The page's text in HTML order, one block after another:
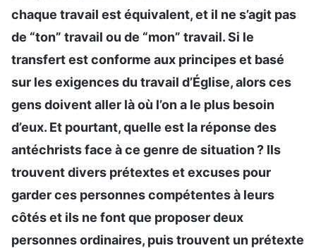
chaque travail est équivalent, et il ne s’agit pas
de “ton” travail ou de “mon” travail. Si le
transfert est conforme aux principes et basé
sur les exigences du travail d’Église, alors ces
gens doivent aller là où l’on a le plus besoin
d’eux. Et pourtant, quelle est la réponse des
antéchrists face à ce genre de situation ? Ils
trouvent divers prétextes et excuses pour
garder ces personnes compétentes à leurs
côtés et ils ne font que proposer deux
personnes ordinaires, puis trouvent un prétexte